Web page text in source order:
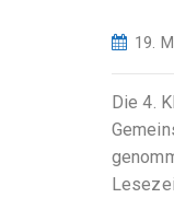
19.
Die 4.